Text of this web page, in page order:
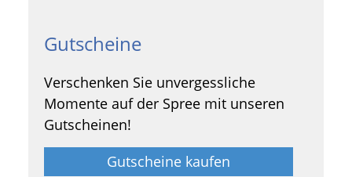
Gutscheine
Verschenken Sie unvergessliche
Momente auf der Spree mit unseren
Gutscheinen!
Gutscheine kaufen